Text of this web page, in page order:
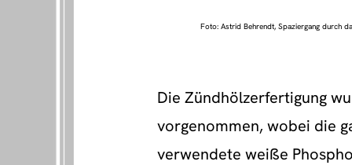
Foto: Astrid Behrendt, Spaziergang durch
Die Zündhölzerfertigung
vorgenommen, wobei die
verwendete weiße